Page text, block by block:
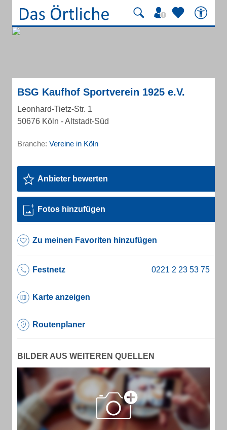
BSG Kaufhof Sportverein 1925 e.V.
Leonhard-Tietz-Str. 1
50676 Köln - Altstadt-Süd
Branche: Vereine in Köln
Anbieter bewerten
Fotos hinzufügen
Zu meinen Favoriten hinzufügen
Festnetz
Karte anzeigen
Routenplaner
BILDER AUS WEITEREN QUELLEN